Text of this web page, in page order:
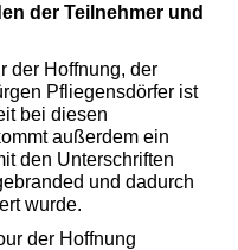
der Teilnehmer und
der Hoffnung, der
Pfliegensdörfer ist
bei diesen
außerdem ein
den Unterschriften
und dadurch
wurde.
der Hoffnung